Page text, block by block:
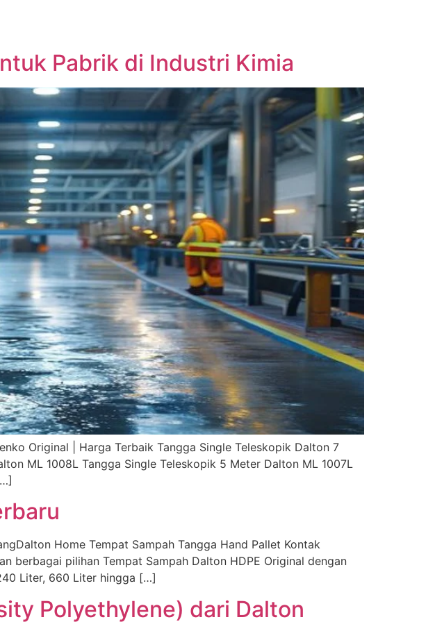
Pabrik di Industri Kimia
Original | Harga Terbaik Tangga Single Teleskopik Dalton 7
ML 1008L Tangga Single Teleskopik 5 Meter Dalton ML 1007L
Home Tempat Sampah Tangga Hand Pallet Kontak
berbagai pilihan Tempat Sampah Dalton HDPE Original dengan
Liter, 660 Liter hingga […]
Polyethylene) dari Dalton